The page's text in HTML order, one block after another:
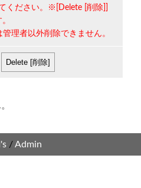
ください。※[Delete [削除]]
理者以外削除できません。
/Admin